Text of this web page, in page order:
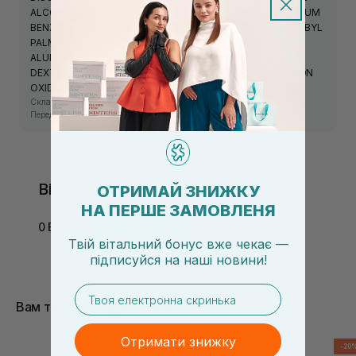
ALCOHOL, SODIUM CHLORIDE, LINALOOL, TIN OXIDE, SODIUM
BENZOATE, BENZYL SALICYLATE, PANTOLACTONE, ASCORBYL
PALMITATE, ALPHA-ISOMETHYL IONONE, P-ANISIC ACID,
ALUMINA, LIMONENE, CITRONELLOL, ASCORBIC ACID,
DEXTRAN, TRIPEPTIDE-1, TITANIUM DIOXIDE (CI 77891), IRON
OXIDES (CI 77491).
Склад засобу може змінюватись виробником.
Перед використанням ознайомтесь з інформацією на упаковці.
Відгуки
0 Відгуків
Вам також сподобається
-
ОТРИМАЙ ЗНИЖКУ
НА ПЕРШЕ ЗАМОВЛЕНЯ
Твій вітальний бонус вже чекає —
підписуйся на наші новини!
email
Отримати знижку